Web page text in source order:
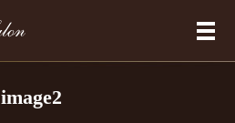
メ
image2